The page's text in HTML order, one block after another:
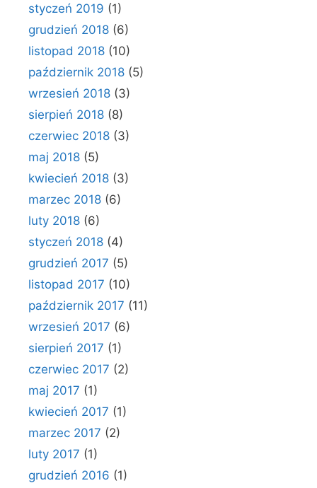
styczeń 2019 (1)
grudzień 2018 (6)
listopad 2018 (10)
październik 2018 (5)
wrzesień 2018 (3)
sierpień 2018 (8)
czerwiec 2018 (3)
maj 2018 (5)
kwiecień 2018 (3)
marzec 2018 (6)
luty 2018 (6)
styczeń 2018 (4)
grudzień 2017 (5)
listopad 2017 (10)
październik 2017 (11)
wrzesień 2017 (6)
sierpień 2017 (1)
czerwiec 2017 (2)
maj 2017 (1)
kwiecień 2017 (1)
marzec 2017 (2)
luty 2017 (1)
grudzień 2016 (1)